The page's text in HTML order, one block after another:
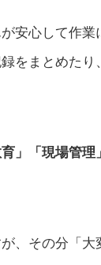
安心して作業
をまとめたり
育」「現場管
、その分「大